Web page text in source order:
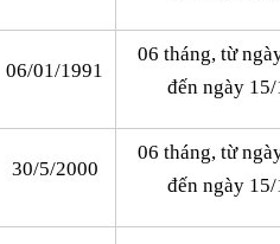
06/01/1991
06 tháng, từ
đến ngày
30/5/2000
06 tháng, từ
đến ngày